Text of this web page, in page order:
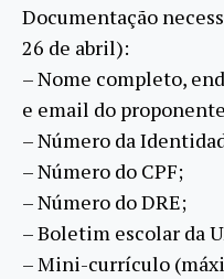
Documentação
26 de abril):
– Nome completo,
e email do
– Número da
– Número do CPF;
– Número do DRE;
– Boletim escolar da
– Mini-currículo